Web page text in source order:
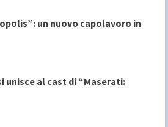
un nuovo capolavoro in
unisce al cast di “Maserati: